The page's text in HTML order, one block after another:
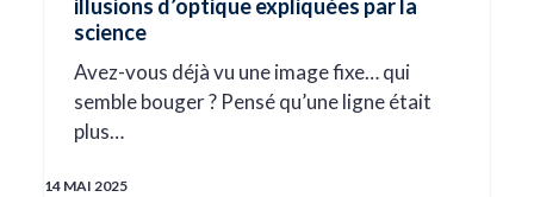
illusions d’optique expliquées par la
science
Avez-vous déjà vu une image fixe… qui
semble bouger ? Pensé qu’une ligne était
plus…
14 MAI 2025